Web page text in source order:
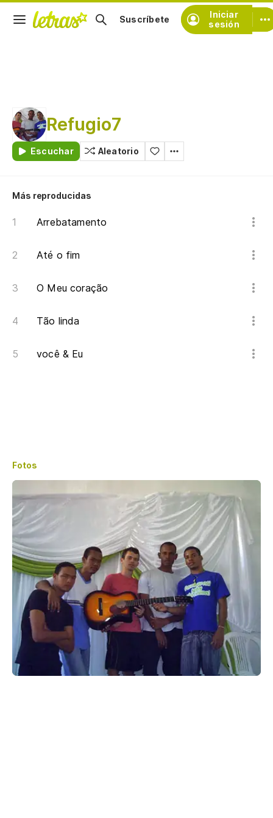
Iniciar
sesión
Suscríbete
Refugio7
Escuchar Aleatorio
Más reproducidas
Arrebatamento
Até o fim
O Meu coração
Tão linda
você & Eu
Fotos